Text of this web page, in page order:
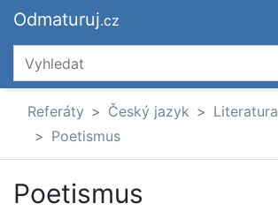
Odmaturuj.cz
Referáty Český jazyk
Literatura
Poetismus
Poetismus